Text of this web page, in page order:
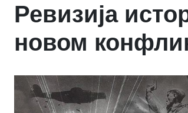
Ревизија
новом